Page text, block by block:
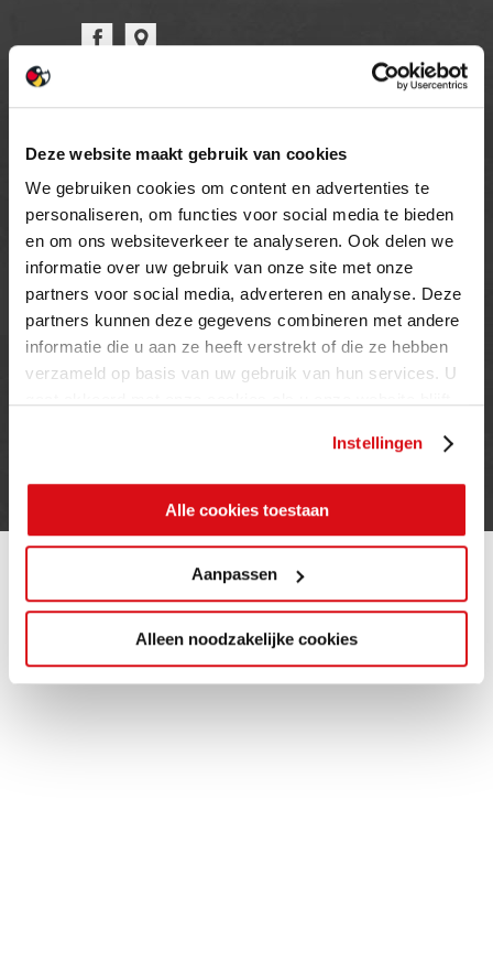
Deze website maakt gebruik van cookies
We gebruiken cookies om content en advertenties te
personaliseren, om functies voor social media te bieden
en om ons websiteverkeer te analyseren. Ook delen we
informatie over uw gebruik van onze site met onze
partners voor social media, adverteren en analyse. Deze
partners kunnen deze gegevens combineren met andere
informatie die u aan ze heeft verstrekt of die ze hebben
verzameld op basis van uw gebruik van hun services. U
Instellingen
Alle cookies toestaan
Aanpassen
Alleen noodzakelijke cookies
OPENINGSTIJDEN
MAANDAG T/M VRIJDAG
08.00 TOT 17.00 UUR
ZATERDAG (enkel showroom)
09.00 TOT 12.00 UUR
ZONDAG
GESLOTEN
INFORMATIE